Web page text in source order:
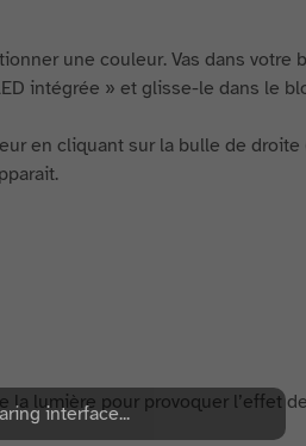
une couleur. Vas dans
intégrée » et glisse-le dans le
en cliquant sur la bulle de
la lumière pour provoquer l’effet
interface...